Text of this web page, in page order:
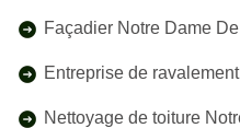
Façadier Notre Dame
Entreprise de
Nettoyage de toiture